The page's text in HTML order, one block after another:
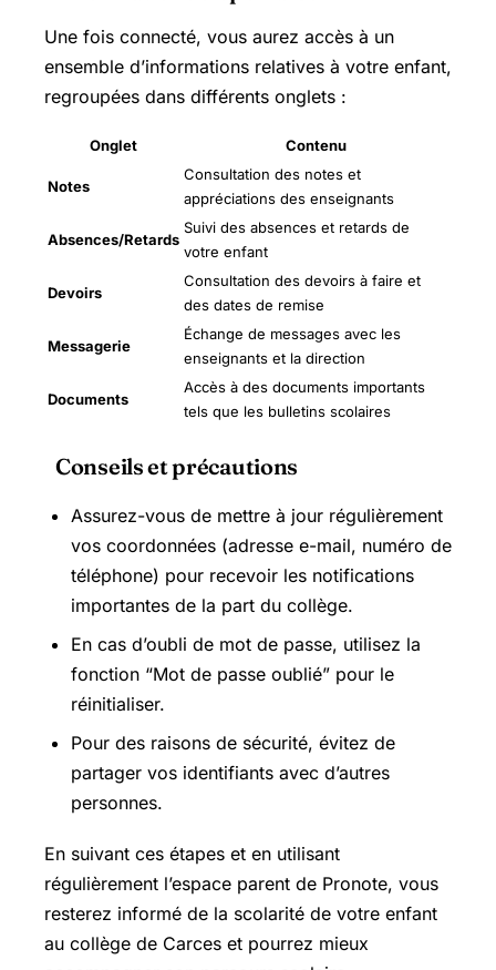
Une fois connecté, vous aurez accès à un
ensemble d’informations relatives à votre enfant,
regroupées dans différents onglets :
Onglet Contenu
Notes
Consultation des notes et
appréciations des enseignants
Absences/Retards
Suivi des absences et retards de
votre enfant
Devoirs
Consultation des devoirs à faire et
des dates de remise
Messagerie
Échange de messages avec les
enseignants et la direction
Documents
Accès à des documents importants
tels que les bulletins scolaires
Conseils et précautions
Assurez-vous de mettre à jour régulièrement
vos coordonnées (adresse e-mail, numéro de
téléphone) pour recevoir les notifications
importantes de la part du collège.
En cas d’oubli de mot de passe, utilisez la
fonction “Mot de passe oublié” pour le
réinitialiser.
Pour des raisons de sécurité, évitez de
partager vos identifiants avec d’autres
personnes.
En suivant ces étapes et en utilisant
régulièrement l’espace parent de Pronote, vous
resterez informé de la scolarité de votre enfant
au collège de Carces et pourrez mieux